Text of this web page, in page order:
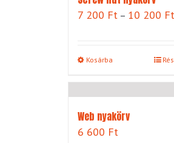
7 200 Ft – 10 200 Ft
Kosárba
Web nyakörv
6 600 Ft